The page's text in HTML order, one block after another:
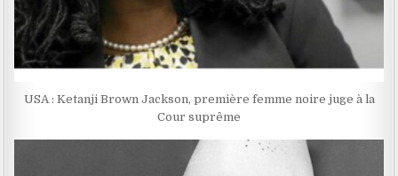
USA : Ketanji Brown Jackson, première femme noire juge à la
Cour suprême